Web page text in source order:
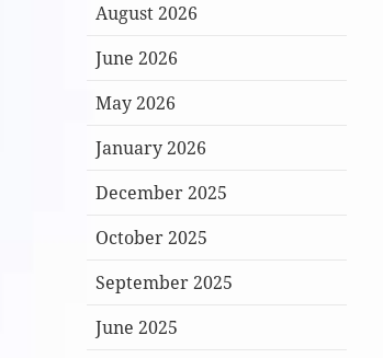
August 2026
June 2026
May 2026
January 2026
December 2025
October 2025
September 2025
June 2025